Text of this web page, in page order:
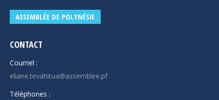
ASSEMBLÉE DE POLYNÉSIE
CONTACT
Courriel :
eliane.tevahitua@assemblee.pf
Téléphones :